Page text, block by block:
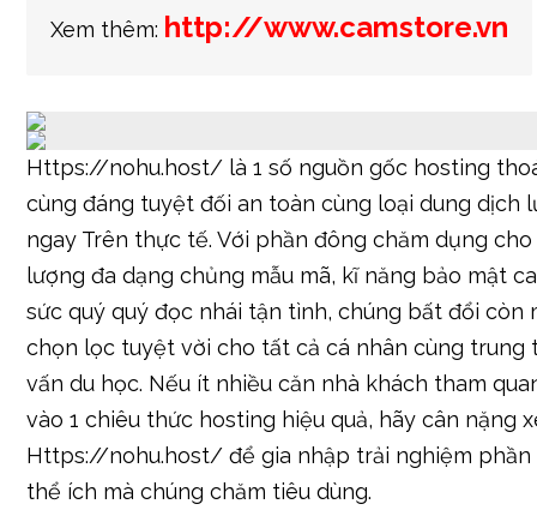
Xem thêm: http://www.camstore.vn
Https://nohu.host/ là 1 số nguồn gốc hosting
cùng đáng tuyệt đối an toàn cùng loại dung dịch
ngay Trên thực tế. Với phần đông chăm dụng
lượng đa dạng chủng mẫu mã, kĩ năng bảo mật
sức quý quý đọc nhái tận tình, chúng bất đổi còn
chọn lọc tuyệt vời cho tất cả cá nhân cùng trung
vấn du học. Nếu ít nhiều căn nhà khách tham
vào 1 chiêu thức hosting hiệu quả, hãy cân nặng
Https://nohu.host/ để gia nhập trải nghiệm phần
thể ích mà chúng chăm tiêu dùng.